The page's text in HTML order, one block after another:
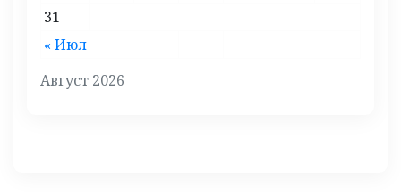
Август 2026
« Июл
31